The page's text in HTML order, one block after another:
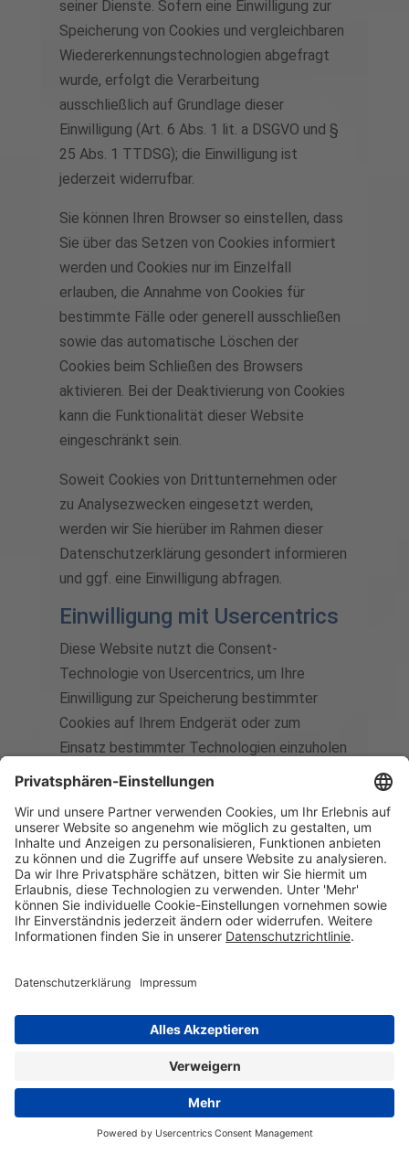
seiner Dienste. Sofern eine Einwilligung zur
Speicherung von Cookies und vergleichbaren
Wiedererkennungstechnologien abgefragt
wurde, erfolgt die Verarbeitung
ausschließlich auf Grundlage dieser
Einwilligung (Art. 6 Abs. 1 lit. a DSGVO und §
25 Abs. 1 TTDSG); die Einwilligung ist
jederzeit widerrufbar.
Sie können Ihren Browser so einstellen, dass
Sie über das Setzen von Cookies informiert
werden und Cookies nur im Einzelfall
erlauben, die Annahme von Cookies für
bestimmte Fälle oder generell ausschließen
sowie das automatische Löschen der
Cookies beim Schließen des Browsers
aktivieren. Bei der Deaktivierung von Cookies
kann die Funktionalität dieser Website
eingeschränkt sein.
Soweit Cookies von Drittunternehmen oder
zu Analysezwecken eingesetzt werden,
werden wir Sie hierüber im Rahmen dieser
Datenschutzerklärung gesondert informieren
und ggf. eine Einwilligung abfragen.
Einwilligung mit Usercentrics
Diese Website nutzt die Consent-
Technologie von Usercentrics, um Ihre
Einwilligung zur Speicherung bestimmter
Cookies auf Ihrem Endgerät oder zum
Einsatz bestimmter Technologien einzuholen
und diese datenschutzkonform zu
ist die Usercentrics GmbH, Sendlinger Straße
7, 80331 München, Website:
https://usercentrics.com/de/(im Folgenden
„Usercentrics“).
Wenn Sie unsere Website betreten, werden
Usercentrics übertragen:
Ihre Einwilligung(en) bzw. der Widerruf Ihrer
Einwilligung(en)
Ihre IP-Adresse
Informationen über Ihren Browser
Informationen über Ihr Endgerät
Zeitpunkt Ihres Besuchs auf der Website